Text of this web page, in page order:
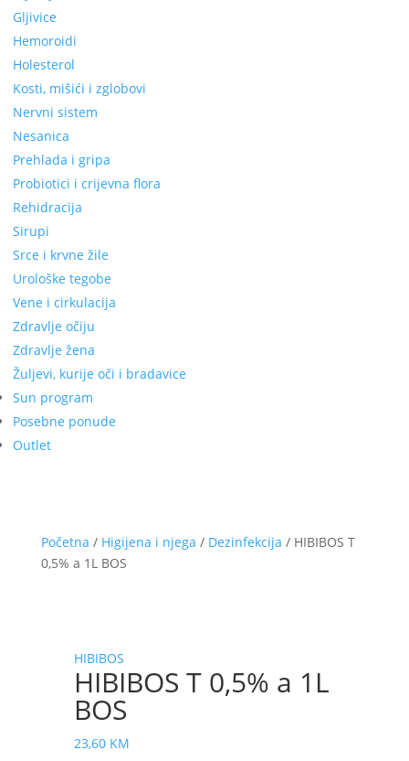
Gljivice
Hemoroidi
Holesterol
Kosti, mišići i zglobovi
Nervni sistem
Nesanica
Prehlada i gripa
Probiotici i crijevna flora
Rehidracija
Sirupi
Srce i krvne žile
Urološke tegobe
Vene i cirkulacija
Zdravlje očiju
Zdravlje žena
Žuljevi, kurije oči i bradavice
Sun program
Posebne ponude
Outlet
Početna / Higijena i njega / Dezinfekcija / HIBIBOS T
0,5% a 1L BOS
HIBIBOS
HIBIBOS T 0,5% a 1L
BOS
23,60 KM